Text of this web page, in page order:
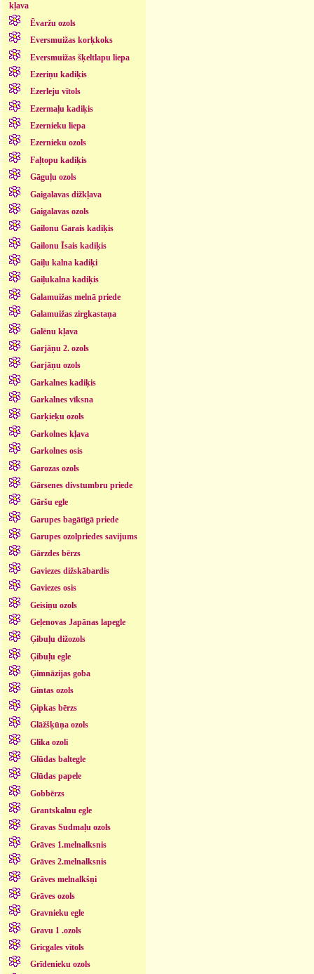
kļava
Ēvaržu ozols
Eversmuižas korķkoks
Eversmuižas šķeltlapu liepa
Ezeriņu kadiķis
Ezerleju vītols
Ezermaļu kadiķis
Ezernieku liepa
Ezernieku ozols
Faļtopu kadiķis
Gāguļu ozols
Gaigalavas dižkļava
Gaigalavas ozols
Gailonu Garais kadiķis
Gailonu Īsais kadiķis
Gaiļu kalna kadiķi
Gaiļukalna kadiķis
Galamuižas melnā priede
Galamuižas zirgkastaņa
Galēnu kļava
Garjāņu 2. ozols
Garjāņu ozols
Garkalnes kadiķis
Garkalnes vīksna
Garķieķu ozols
Garkolnes kļava
Garkolnes osis
Garozas ozols
Gārsenes divstumbru priede
Gāršu egle
Garupes bagātīgā priede
Garupes ozolpriedes savijums
Gārzdes bērzs
Gaviezes dižskābardis
Gaviezes osis
Geisiņu ozols
Geļenovas Japānas lapegle
Ģibuļu dižozols
Ģibuļu egle
Ģimnāzijas goba
Gintas ozols
Ģipkas bērzs
Glāžšķūņa ozols
Glika ozoli
Glūdas baltegle
Glūdas papele
Gobbērzs
Grantskalnu egle
Gravas Sudmaļu ozols
Grāves 1.melnalksnis
Grāves 2.melnalksnis
Grāves melnalkšņi
Grāves ozols
Gravnieku egle
Gravu 1 .ozols
Gricgales vītols
Grīdenieku ozols